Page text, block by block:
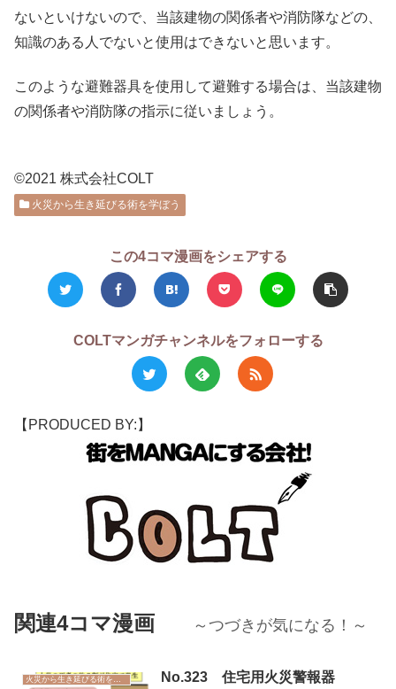
ないといけないので、当該建物の関係者や消防隊などの、
知識のある人でないと使用はできないと思います。
このような避難器具を使用して避難する場合は、当該建物
の関係者や消防隊の指示に従いましょう。
©2021 株式会社COLT
火災から生き延びる術を学ぼう
この4コマ漫画をシェアする
COLTマンガチャンネルをフォローする
【PRODUCED BY:】
関連4コマ漫画 ～つづきが気になる！～
火災から生き延びる術を学ぼう No.323 住宅用火災警報器